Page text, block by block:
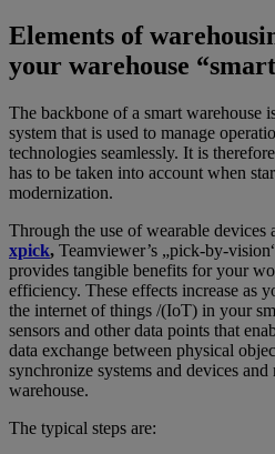
Elements of
your warehouse
The backbone of a smart warehouse
system that is used to manage
technologies seamlessly. It is
has to be taken into account when
modernization.
Through the use of wearable devices
xpick, Teamviewer’s „pick-by-
provides tangible benefits for your
efficiency. These effects increase as
the internet of things /(IoT) in your
sensors and other data points that
data exchange between physical
synchronize systems and devices
warehouse.
The typical steps are: